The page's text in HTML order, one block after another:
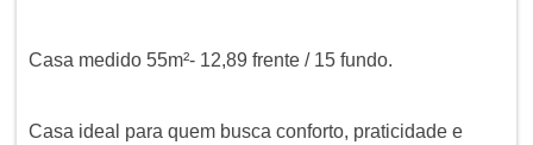
Casa medido 55m²- 12,89 frente / 15 fundo.
Casa ideal para quem busca conforto, praticidade e